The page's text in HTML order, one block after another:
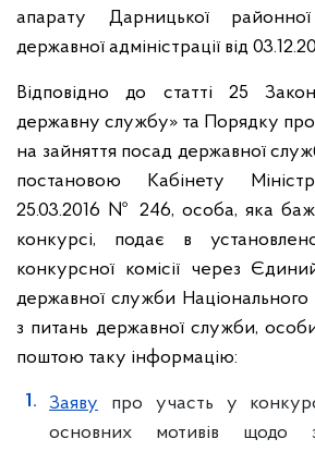
апарату Дарницької
державної адміністрації від
Відповідно до статті 25
державну службу» та Порядку
на зайняття посад державної
постановою Кабінету
25.03.2016 № 246, особа, яка
конкурсі, подає в
конкурсної комісії через
державної служби Національного
з питань державної служби,
поштою таку інформацію:
Заяву про участь у
основних мотивів щодо